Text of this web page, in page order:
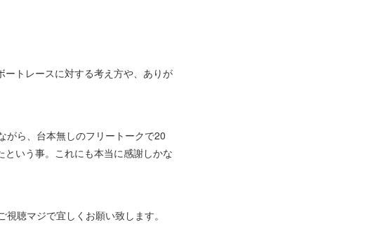
トレースに対する考え方や、ありが
ら、台本無しのフリートークで20
いう事。これにも本当に感謝しかな
聴マジで宜しくお願い致します。